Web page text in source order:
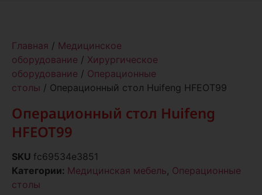
Главная / Медицинское
оборудование / Хирургическое
оборудование / Операционные
столы / Операционный стол Huifeng HFEOT99
Операционный стол Huifeng
HFEOT99
SKU fc69534e3851
Категории: Медицинская мебель, Операционные
столы